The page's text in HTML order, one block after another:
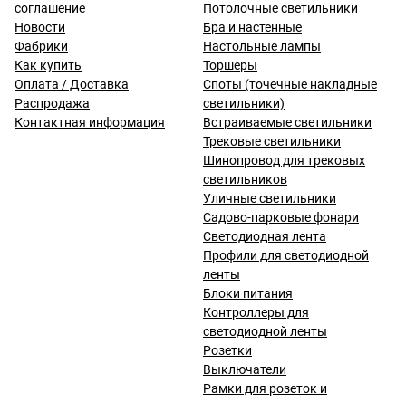
соглашение
Новости
Фабрики
Как купить
Оплата / Доставка
Распродажа
Контактная информация
Потолочные светильники
Бра и настенные
Настольные лампы
Торшеры
Споты (точечные накладные
светильники)
Встраиваемые светильники
Трековые светильники
Шинопровод для трековых
светильников
Уличные светильники
Садово-парковые фонари
Светодиодная лента
Профили для светодиодной
ленты
Блоки питания
Контроллеры для
светодиодной ленты
Розетки
Выключатели
Рамки для розеток и